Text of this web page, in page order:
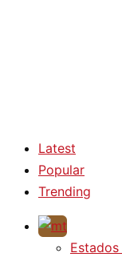
Latest
Popular
Trending